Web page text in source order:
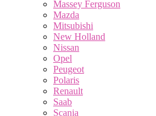
Massey Ferguson
Mazda
Mitsubishi
New Holland
Nissan
Opel
Peugeot
Polaris
Renault
Saab
Scania